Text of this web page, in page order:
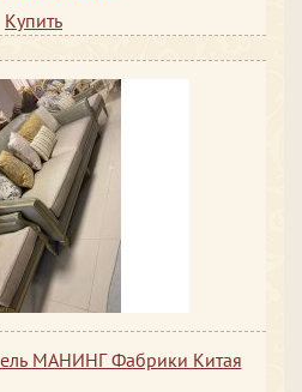
Купить
МАНИНГ Фабрики Китая